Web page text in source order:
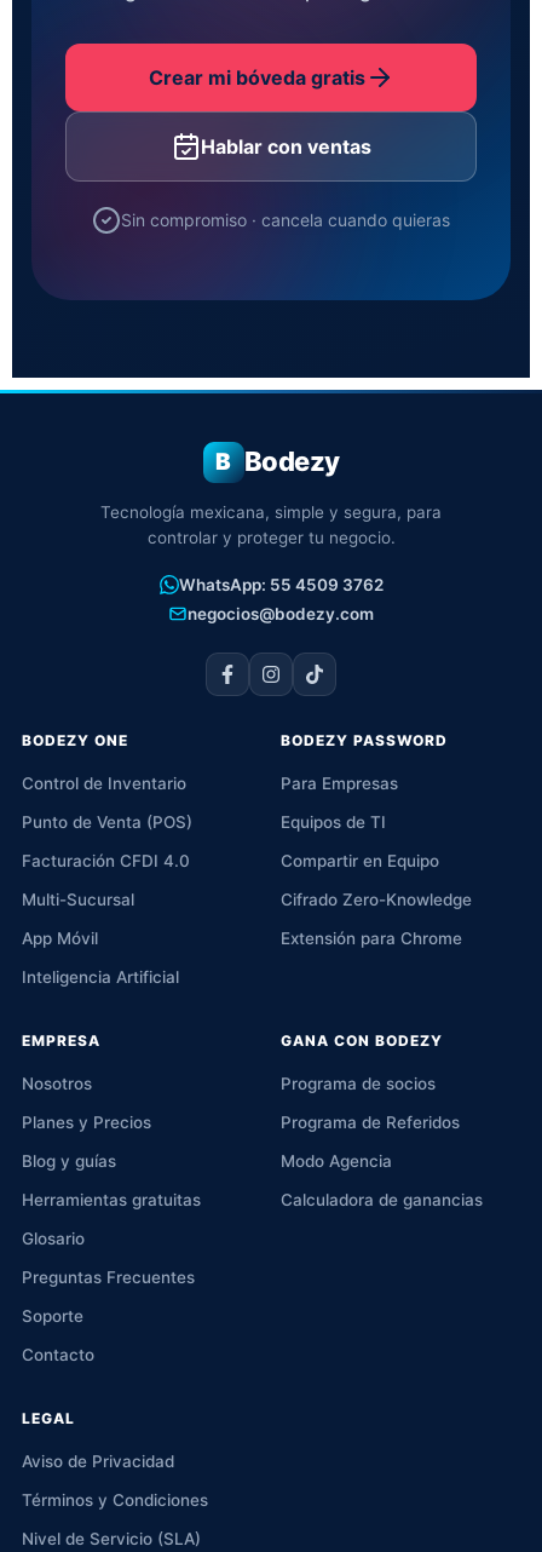
Crear mi bóveda gratis
Hablar con ventas
Sin compromiso · cancela cuando quieras
B Bodezy
Tecnología mexicana, simple y segura, para
controlar y proteger tu negocio.
WhatsApp: 55 4509 3762
negocios@bodezy.com
BODEZY ONE
Control de Inventario
Punto de Venta (POS)
Facturación CFDI 4.0
Multi-Sucursal
App Móvil
Inteligencia Artificial
BODEZY PASSWORD
Para Empresas
Equipos de TI
Compartir en Equipo
Cifrado Zero-Knowledge
Extensión para Chrome
EMPRESA
Nosotros
Planes y Precios
Blog y guías
Herramientas gratuitas
Glosario
Preguntas Frecuentes
Soporte
Contacto
GANA CON BODEZY
Programa de socios
Programa de Referidos
Modo Agencia
Calculadora de ganancias
LEGAL
Aviso de Privacidad
Términos y Condiciones
Nivel de Servicio (SLA)